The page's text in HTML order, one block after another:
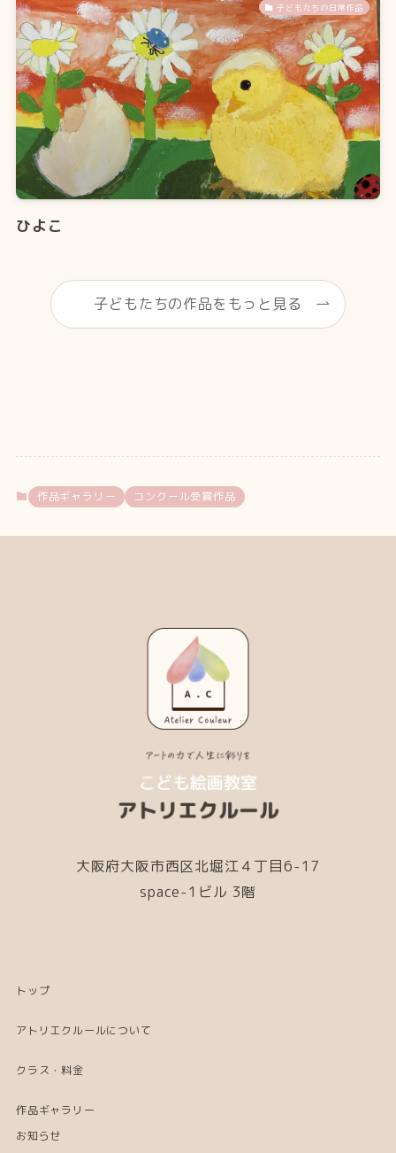
子どもたちの日常作品
ひよこ
子どもたちの作品をもっと見る
作品ギャラリー コンクール受賞作品
大阪府大阪市西区北堀江４丁目6-17
space-1ビル 3階
トップ
アトリエクルールについて
クラス・料金
作品ギャラリー
お知らせ